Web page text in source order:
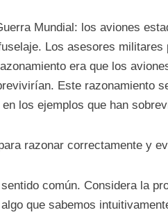
Mundial: los aviones
Los asesores
era que los
Este razonamiento
los ejemplos que han
razonar correctamente y
común. Considera la
que sabemos